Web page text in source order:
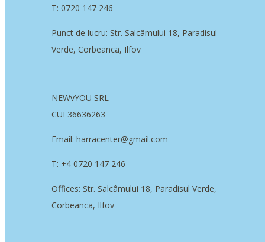
T: 0720 147 246
Punct de lucru: Str. Salcâmului 18, Paradisul
Verde, Corbeanca, Ilfov
NEWvYOU SRL
CUI 36636263
Email: harracenter@gmail.com
T: +4 0720 147 246
Offices: Str. Salcâmului 18, Paradisul Verde,
Corbeanca, Ilfov